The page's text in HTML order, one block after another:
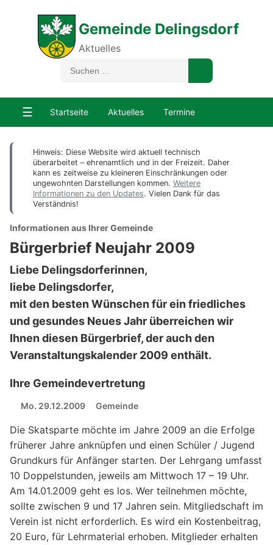
Gemeinde Delingsdorf
Aktuelles
☰ Startseite Aktuelles Termine
Hinweis: Diese Website wird aktuell technisch
überarbeitet – ehrenamtlich und in der Freizeit. Daher
kann es zeitweise zu kleineren Einschränkungen oder
ungewohnten Darstellungen kommen. Weitere
Informationen zu den Updates. Vielen Dank für das
Verständnis!
Informationen aus Ihrer Gemeinde
Bürgerbrief Neujahr 2009
Liebe Delingsdorferinnen,
liebe Delingsdorfer,
mit den besten Wünschen für ein friedliches
und gesundes Neues Jahr überreichen wir
Ihnen diesen Bürgerbrief, der auch den
Veranstaltungskalender 2009 enthält.
Ihre Gemeindevertretung
Mo. 29.12.2009 Gemeinde
Die Skatsparte möchte im Jahre 2009 an die Erfolge
früherer Jahre anknüpfen und einen Schüler / Jugend
Grundkurs für Anfänger starten. Der Lehrgang umfasst
10 Doppelstunden, jeweils am Mittwoch 17 – 19 Uhr.
Am 14.01.2009 geht es los. Wer teilnehmen möchte,
sollte zwischen 9 und 17 Jahren sein. Mitgliedschaft im
Verein ist nicht erforderlich. Es wird ein Kostenbeitrag,
20 Euro, für Lehrmaterial erhoben. Mitglieder erhalten